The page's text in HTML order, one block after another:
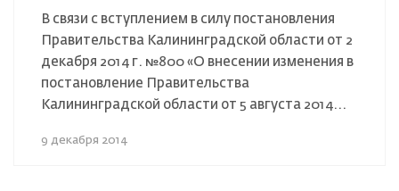
В связи с вступлением в силу постановления
Правительства Калининградской области от 2
декабря 2014 г. №800 «О внесении изменения в
постановление Правительства
Калининградской области от 5 августа 2014...
9 декабря 2014